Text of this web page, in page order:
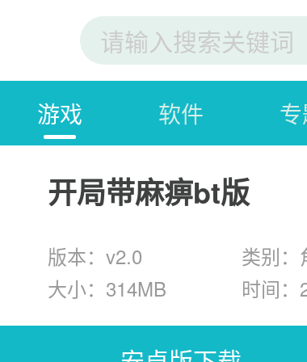
游戏 软件
开局带麻痹bt版
版本：v2.0
类别：
大小：314MB
时间：